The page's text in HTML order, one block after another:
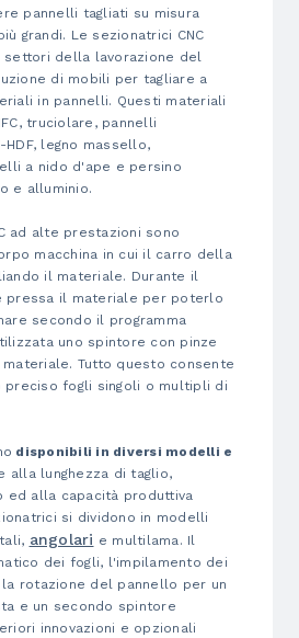
pannelli tagliati su misura
grandi. Le sezionatrici CNC
settori della lavorazione del
di mobili per tagliare a
in pannelli. Questi materiali
truciolare, pannelli
legno massello,
a nido d'ape e persino
e alluminio.
ad alte prestazioni sono
macchina in cui il carro della
il materiale. Durante il
pressa il materiale per poterlo
secondo il programma
uno spintore con pinze
Tutto questo consente
preciso fogli singoli o multipli di
disponibili in diversi modelli e
alla lunghezza di taglio,
ed alla capacità produttiva
si dividono in modelli
angolari e multilama. Il
dei fogli, l'impilamento dei
rotazione del pannello per un
e un secondo spintore
innovazioni e opzionali